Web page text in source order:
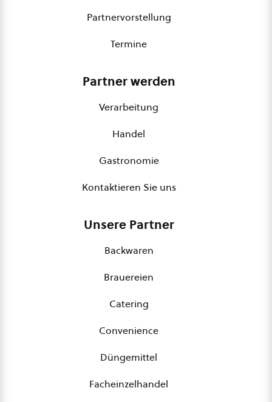
Partnervorstellung
Termine
Partner werden
Verarbeitung
Handel
Gastronomie
Kontaktieren Sie uns
Unsere Partner
Backwaren
Brauereien
Catering
Convenience
Düngemittel
Facheinzelhandel